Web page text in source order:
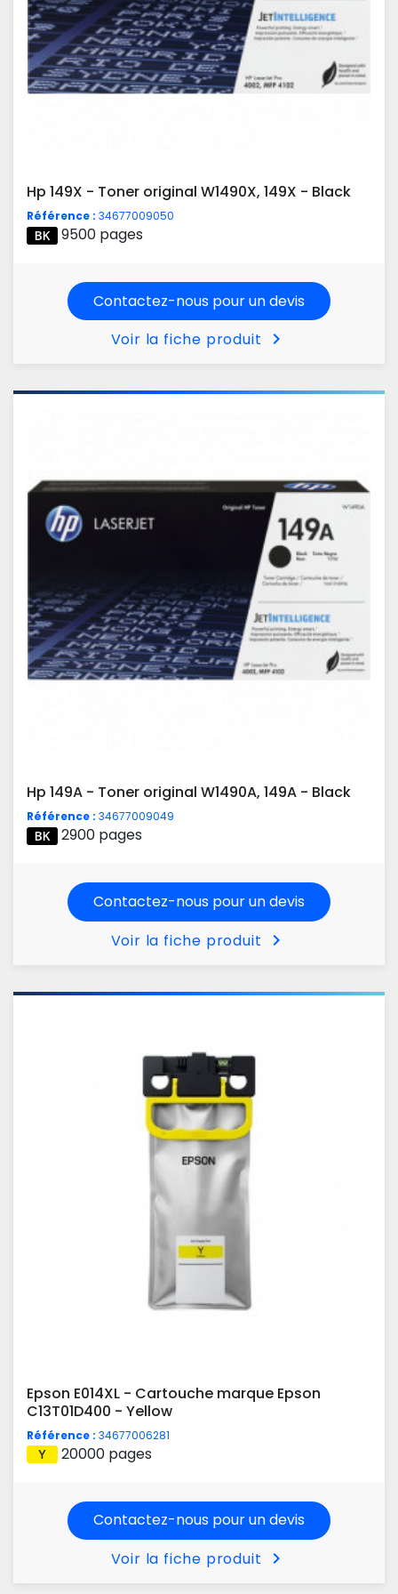
Hp 149X - Toner original W1490X, 149X - Black
Référence : 34677009050
9500 pages
Contactez-nous pour un devis
Voir la fiche produit
chevron_right
Hp 149A - Toner original W1490A, 149A - Black
Référence : 34677009049
2900 pages
Contactez-nous pour un devis
Voir la fiche produit
chevron_right
Epson E014XL - Cartouche marque Epson
C13T01D400 - Yellow
Référence : 34677006281
20000 pages
Contactez-nous pour un devis
Voir la fiche produit
chevron_right